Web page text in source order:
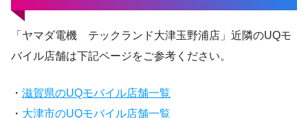
「ヤマダ電機 テックランド大津玉野浦店」近隣のUQモ
バイル店舗は下記ページをご参考ください。
・ 滋賀県のUQモバイル店舗一覧
・ 大津市のUQモバイル店舗一覧